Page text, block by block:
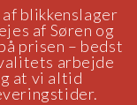
blikkenslager
af Søren og
prisen – bedst
arbejde
at vi altid